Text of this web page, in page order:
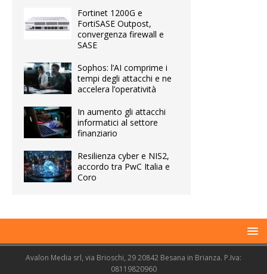
Fortinet 1200G e
FortiSASE Outpost,
convergenza firewall e
SASE
Sophos: l’AI comprime i
tempi degli attacchi e ne
accelera l’operatività
In aumento gli attacchi
informatici al settore
finanziario
Resilienza cyber e NIS2,
accordo tra PwC Italia e
Coro
Avalon Media srl, via Brioschi, 29 20842 Besana in Brianza. P.Iva:
08119820960